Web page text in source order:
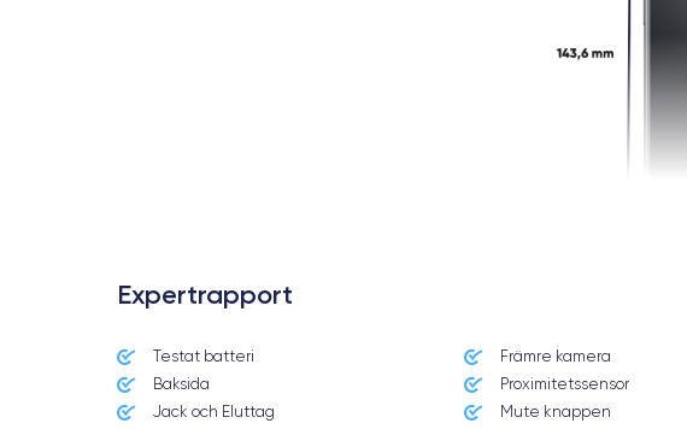
Date de sortie
03/11/2017
Expertrapport
Testat batteri Främre kamera
Baksida
Proximitetssensor
Jack och Eluttag
Mute knappen